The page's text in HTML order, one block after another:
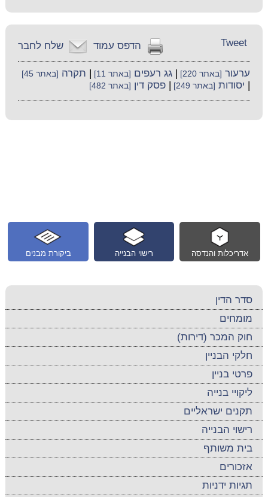
שלח לחבר הדפס עמוד Tweet
ערעור [באתר 220] |גג רעפים [באתר 11] תקרה [באתר 45]
יסודות [באתר 249] |פסק דין [באתר 482]
ביקורת מבנים רישוי הבנייה אדריכלות והנדסה
סדר הדין
מומחים
חוק המכר (דירות)
חלקי הבניין
פרטי בניין
ליקויי בנייה
תקנים ישראליים
רישוי הבנייה
בית משותף
אזכורים
תגיות ידניות